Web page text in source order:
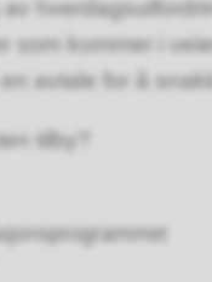
som kommer i
avtale for å
tilby?